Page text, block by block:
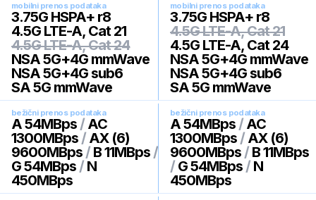
mobilni prenos podataka
3.75G HSPA+ r8
4.5G LTE-A, Cat 21
4.5G LTE-A, Cat 24
NSA 5G+4G mmWave
NSA 5G+4G sub6
SA 5G mmWave
mobilni prenos podataka
3.75G HSPA+ r8
4.5G LTE-A, Cat 21
4.5G LTE-A, Cat 24
NSA 5G+4G mmWave
NSA 5G+4G sub6
SA 5G mmWave
bežični prenos podataka
A 54MBps / AC
1300MBps / AX (6)
9600MBps / B 11MBps /
G 54MBps / N
450MBps
bežični prenos podataka
A 54MBps / AC
1300MBps / AX (6)
9600MBps / B 11MBps
/ G 54MBps / N
450MBps